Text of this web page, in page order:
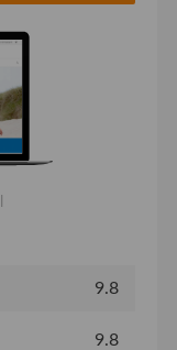
9.8
9.8